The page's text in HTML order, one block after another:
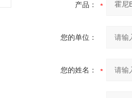
产品：
您的单位：
您的姓名：